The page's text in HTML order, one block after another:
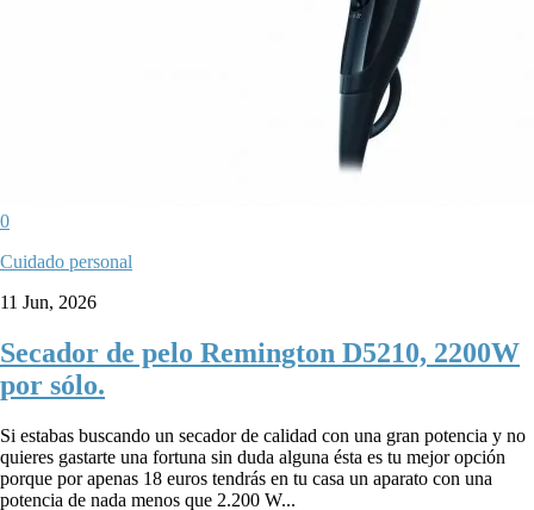
0
Cuidado personal
11 Jun, 2026
Secador de pelo Remington D5210, 2200W
por sólo.
Si estabas buscando un secador de calidad con una gran potencia y no
quieres gastarte una fortuna sin duda alguna ésta es tu mejor opción
porque por apenas 18 euros tendrás en tu casa un aparato con una
potencia de nada menos que 2.200 W...